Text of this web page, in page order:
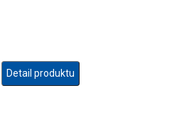
Detail produktu